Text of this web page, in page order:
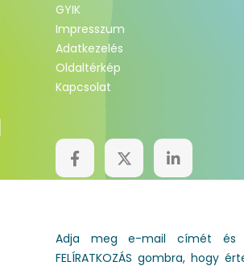
GYIK
Impresszum
Adatkezelés
Oldaltérkép
Kapcsolat
Adja meg e-mail címét és
FELÍRATKOZÁS gombra, hogy